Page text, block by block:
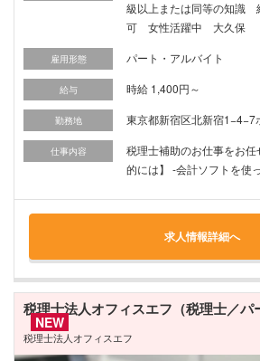
級以上または同等の知識
可 女性活躍中 大久保
雇用形態 パート・アルバイト
給与 時給 1,400円～
勤務地 東京都新宿区北新宿1−4−7
仕事内容
税理士補助のお仕事をお
的には】 -会計ソフトを使
求人情報詳細へ
税理士法人オフィスエフ（税理士／パ
NEW
税理士法人オフィスエフ